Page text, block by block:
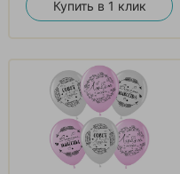
Купить в 1 клик